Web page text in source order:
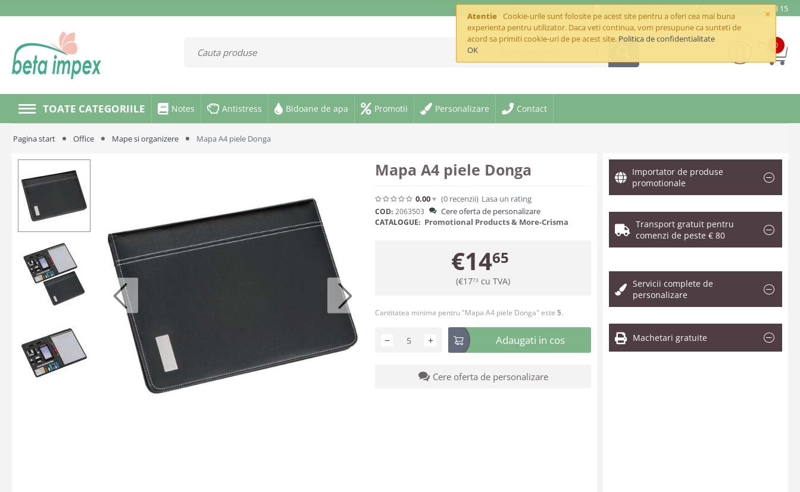
×
Atentie
Cookie-urile sunt folosite pe acest site pentru a oferi cea mai buna
experienta pentru utilizator. Daca veti continua, vom presupune ca sunteti de
acord sa primiti cookie-uri de pe acest site. Politica de confidentialitate
OK
office@betaimpex.ro Mobil: +40 722 287 335 Telefon: +40 21 320 03 15
0
TOATE CATEGORIILE Notes Antistress Bidoane de apa Promotii Personalizare Contact
Pagina start Office Mape si organizere Mapa A4 piele Donga
Mapa A4 piele Donga
0.00 (0 recenzii) Lasa un rating
COD: 2063503 Cere oferta de personalizare
CATALOGUE: Promotional Products & More-Crisma
€1465
(€1773 cu TVA)
Cantitatea minima pentru "Mapa A4 piele Donga" este 5.
+
− Adaugati in cos
Cere oferta de personalizare
Importator de produse
promotionale
Transport gratuit pentru
comenzi de peste € 80
Servicii complete de
personalizare
Machetari gratuite